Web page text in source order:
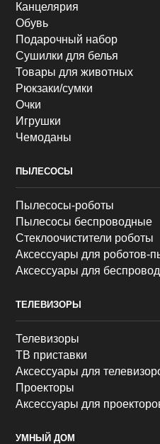
Канцелярия
Обувь
Подарочный набор
Сушилки для белья
Товары для животных
Рюкзаки/сумки
Очки
Игрушки
Чемоданы
ПЫЛЕСОСЫ
Пылесосы-роботы
Пылесосы беспроводные
Стеклоочистители роботы
Аксессуары для роботов-
Аксессуары для
ТЕЛЕВИЗОРЫ
Телевизоры
ТВ приставки
Аксессуары для
Проекторы
Аксессуары для
УМНЫЙ ДОМ